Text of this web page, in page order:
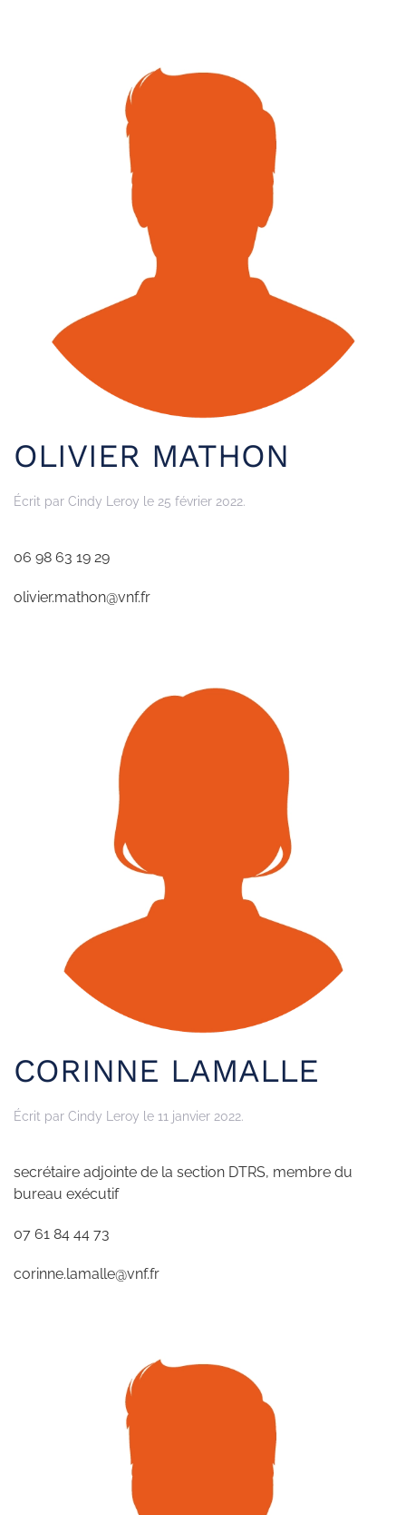
OLIVIER MATHON
Écrit par Cindy Leroy le 25 février 2022.
06 98 63 19 29
olivier.mathon@vnf.fr
CORINNE LAMALLE
Écrit par Cindy Leroy le 11 janvier 2022.
secrétaire adjointe de la section DTRS, membre du
bureau exécutif
07 61 84 44 73
corinne.lamalle@vnf.fr